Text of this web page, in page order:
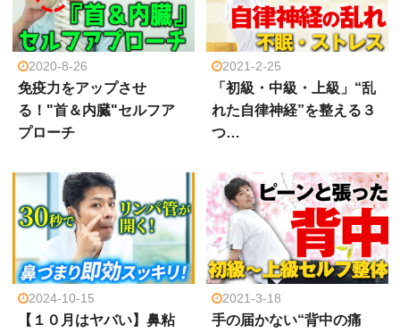
2020-8-26
免疫力をアップさせ
る！"首＆内臓"セルフア
プローチ
2021-2-25
「初級・中級・上級」“乱
れた自律神経”を整える３
つ…
2024-10-15
【１０月はヤバい】鼻粘
2021-3-18
手の届かない“背中の痛